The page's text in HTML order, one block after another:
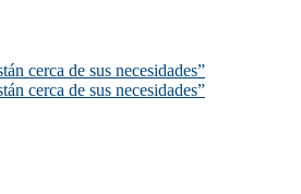
cerca de sus necesidades”
cerca de sus necesidades”